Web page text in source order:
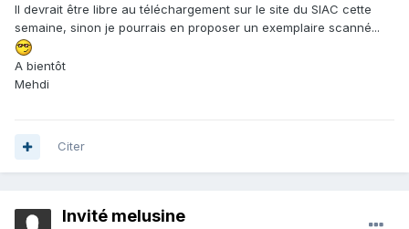
Il devrait être libre au téléchargement sur le site du SIAC cette
semaine, sinon je pourrais en proposer un exemplaire scanné...
A bientôt
Mehdi
Citer
Invité melusine